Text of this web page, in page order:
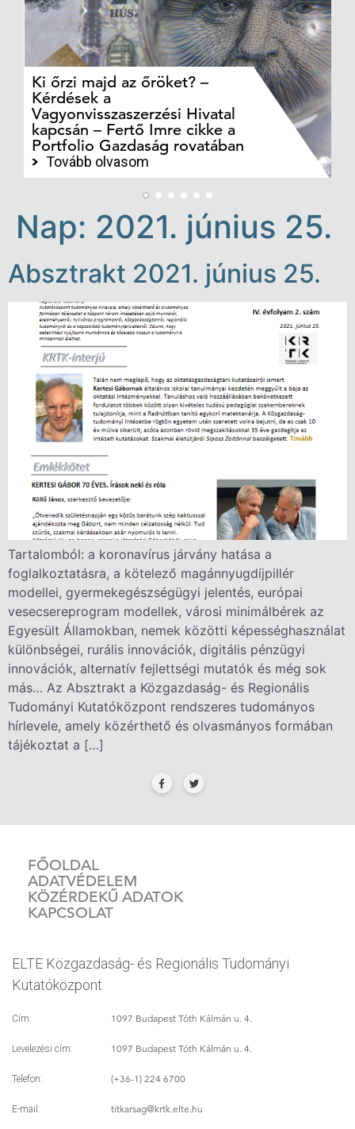
Ki őrzi majd az őröket? –
Kérdések a
Vagyonvisszaszerzési Hivatal
kapcsán – Fertő Imre cikke a
Portfolio Gazdaság rovatában
Tovább olvasom
Nap: 2021. június 25.
Absztrakt 2021. június 25.
Tartalomból: a koronavírus járvány hatása a
foglalkoztatásra, a kötelező magánnyugdíjpillér
modellei, gyermekegészségügyi jelentés, európai
vesecsereprogram modellek, városi minimálbérek az
Egyesült Államokban, nemek közötti képességhasználat
különbségei, rurális innovációk, digitális pénzügyi
innovációk, alternatív fejlettségi mutatók és még sok
más… Az Absztrakt a Közgazdaság- és Regionális
Tudományi Kutatóközpont rendszeres tudományos
hírlevele, amely közérthető és olvasmányos formában
tájékoztat a […]
FŐOLDAL
ADATVÉDELEM
KÖZÉRDEKŰ ADATOK
KAPCSOLAT
ELTE Közgazdaság- és Regionális Tudományi
Kutatóközpont
Cím: 1097 Budapest Tóth Kálmán u. 4.
Levelezési cím: 1097 Budapest Tóth Kálmán u. 4.
Telefon: (+36-1) 224 6700
E-mail: titkarsag@krtk.elte.hu